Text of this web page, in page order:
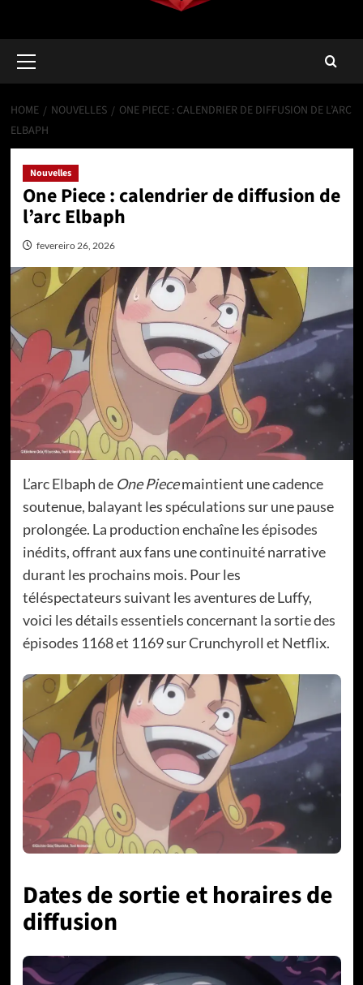
Menu
HOME NOUVELLES
ONE PIECE : CALENDRIER DE DIFFUSION DE L’ARC
ELBAPH
Nouvelles
One Piece : calendrier de diffusion de
l’arc Elbaph
fevereiro 26, 2026
L’arc Elbaph de One Piecemaintient une cadence
soutenue, balayant les spéculations sur une pause
prolongée. La production enchaîne les épisodes
inédits, offrant aux fans une continuité narrative
durant les prochains mois. Pour les
téléspectateurs suivant les aventures de Luffy,
voici les détails essentiels concernant la sortie des
épisodes 1168 et 1169 sur Crunchyroll et Netflix.
Dates de sortie et horaires de
diffusion